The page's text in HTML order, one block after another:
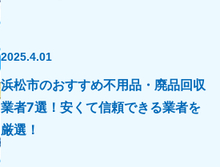
2025.4.01
浜松市のおすすめ不用品・廃品回収
業者7選！安くて信頼できる業者を
厳選！